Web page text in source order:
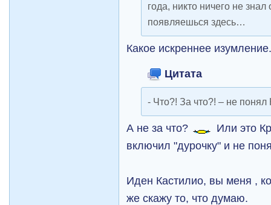
года, никто ничего не знал
появляешься здесь…
Какое искреннее
Цитата
- Что?! За что?! – не понял
А не за что?
Или это
включил "дурочку" и не
Иден Кастилио, вы меня ,
же скажу то, что думаю.